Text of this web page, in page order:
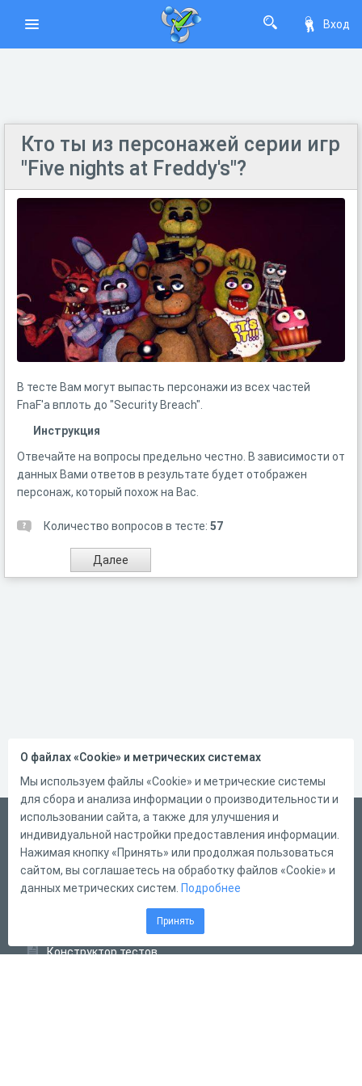
Вход
Кто ты из персонажей серии игр
"Five nights at Freddy's"?
В тесте Вам могут выпасть персонажи из всех частей
FnaF'а вплоть до "Security Breach".
Инструкция
Отвечайте на вопросы предельно честно. В зависимости от
данных Вами ответов в результате будет отображен
персонаж, который похож на Вас.
Количество вопросов в тесте: 57
Русский
Справка
Форма обратной связи
Конструктор тестов
О файлах «Cookie» и метрических системах
Мы используем файлы «Cookie» и метрические системы
для сбора и анализа информации о производительности и
использовании сайта, а также для улучшения и
индивидуальной настройки предоставления информации.
Нажимая кнопку «Принять» или продолжая пользоваться
сайтом, вы соглашаетесь на обработку файлов «Cookie» и
данных метрических систем. Подробнее
Принять